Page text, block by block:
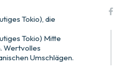
Tokio), die
Tokio) Mitte
Wertvolles
Umschlägen.